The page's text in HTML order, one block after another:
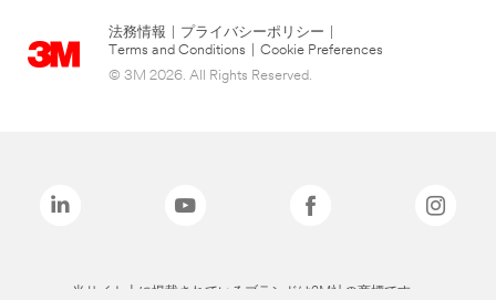
法務情報 プライバシーポリシー
Terms and Conditions
Cookie Preferences
© 3M 2026. All Rights Reserved.
当サイト上に掲載されているブランドは3M社の商標です。